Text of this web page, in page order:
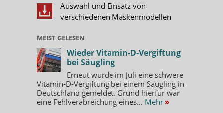
Auswahl und Einsatz von
verschiedenen Maskenmodellen
MEIST GELESEN
Wieder Vitamin-D-Vergiftung
bei Säugling
Erneut wurde im Juli eine schwere
Vitamin-D-Vergiftung bei einem Säugling in
Deutschland gemeldet. Grund hierfür war
eine Fehlverabreichung eines... Mehr »